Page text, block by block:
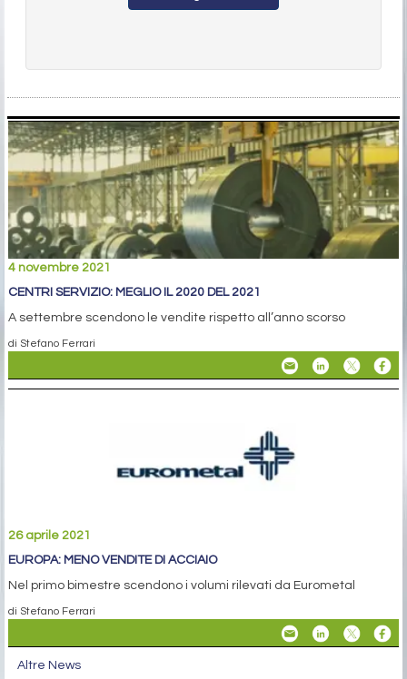
4 novembre 2021
CENTRI SERVIZIO: MEGLIO IL 2020 DEL 2021
A settembre scendono le vendite rispetto all’anno scorso
di Stefano Ferrari
26 aprile 2021
EUROPA: MENO VENDITE DI ACCIAIO
Nel primo bimestre scendono i volumi rilevati da Eurometal
di Stefano Ferrari
Altre News